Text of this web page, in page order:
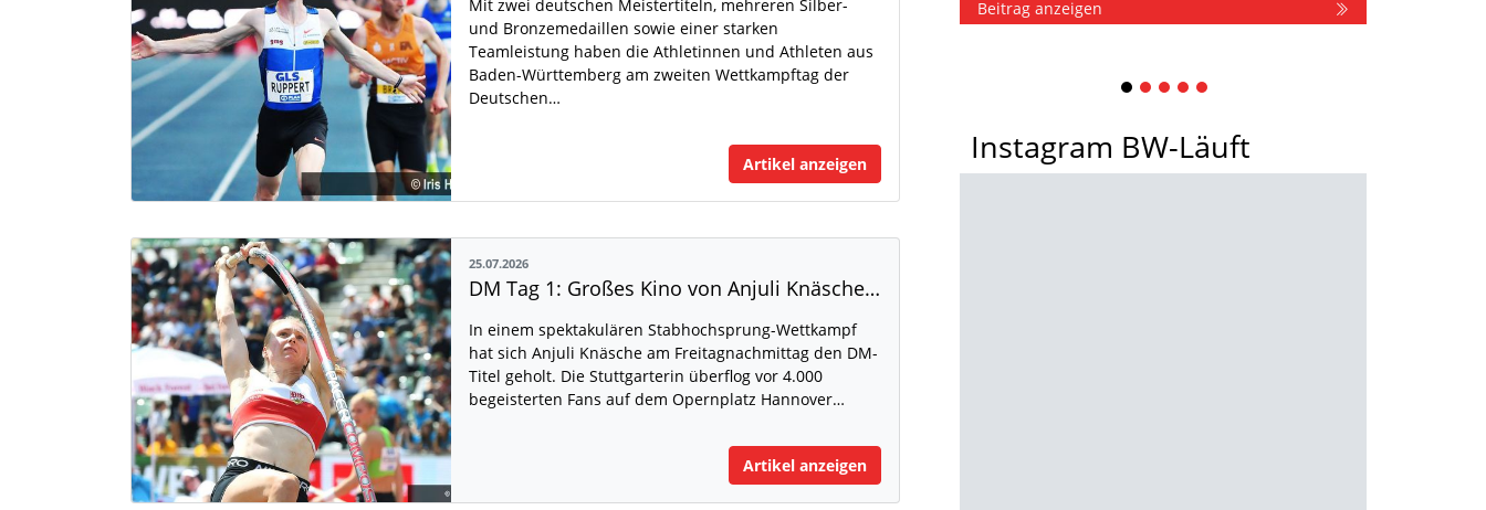
Mit zwei deutschen Meistertiteln, mehreren Silber-
und Bronzemedaillen sowie einer starken
Teamleistung haben die Athletinnen und Athleten aus
Baden-Württemberg am zweiten Wettkampftag der
Deutschen…
Artikel anzeigen
25.07.2026
DM Tag 1: Großes Kino von Anjuli Knäsche auf dem Opernplatz
In einem spektakulären Stabhochsprung-Wettkampf
hat sich Anjuli Knäsche am Freitagnachmittag den DM-
Titel geholt. Die Stuttgarterin überflog vor 4.000
begeisterten Fans auf dem Opernplatz Hannover…
Artikel anzeigen
Beitrag anzeigen Beitrag anzeigen
1 2 3 4 5
Instagram BW-Läuft